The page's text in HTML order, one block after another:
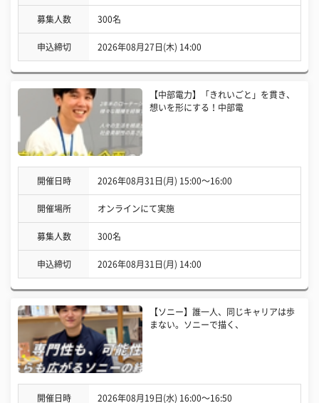
募集人数 300名
申込締切 2026年08月27日(木) 14:00
【中部電力】「きれいごと」を貫き、
想いを形にする！中部電
開催日時 2026年08月31日(月) 15:00〜16:00
開催場所 オンラインにて実施
募集人数 300名
申込締切 2026年08月31日(月) 14:00
【ソニー】誰一人、同じキャリアは歩
まない。ソニーで描く、
開催日時 2026年08月19日(水) 16:00〜16:50